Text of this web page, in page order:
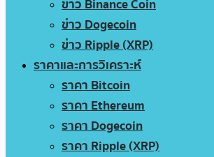
ข่าว Binance Coin
ข่าว Dogecoin
ข่าว Ripple (XRP)
ราคาและการวิเคราะห์
ราคา Bitcoin
ราคา Ethereum
ราคา Dogecoin
ราคา Ripple (XRP)